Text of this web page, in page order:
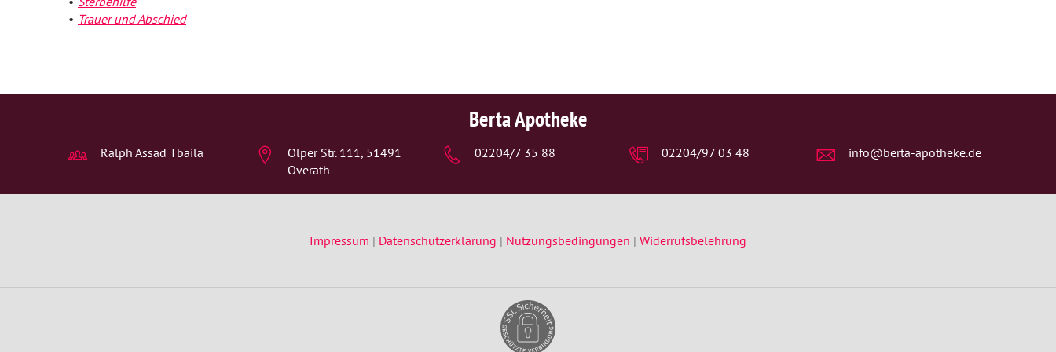
Trauer und Abschied
Berta Apotheke
Ralph Assad Tbaila
Olper Str. 111, 51491
Overath
02204/7 35 88 02204/97 03 48 info@berta-apotheke.de
Impressum | Datenschutzerklärung | Nutzungsbedingungen | Widerrufsbelehrung